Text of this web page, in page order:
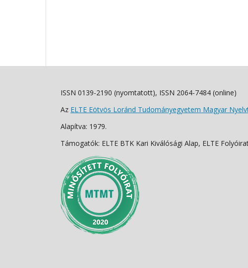
ISSN 0139-2190 (nyomtatott), ISSN 2064-7484 (online)
Az ELTE Eötvös Loránd Tudományegyetem Magyar
Alapítva: 1979.
Támogatók: ELTE BTK Kari Kiválósági Alap, ELTE